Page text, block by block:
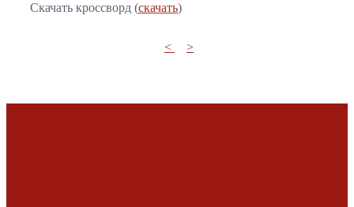
Скачать кроссворд (скачать)
< >